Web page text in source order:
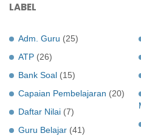
LABEL
Adm. Guru (25)
ATP (26)
Bank Soal (15)
Capaian Pembelajaran (20)
Daftar Nilai (7)
Guru Belajar (41)